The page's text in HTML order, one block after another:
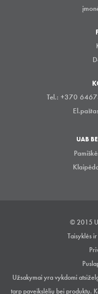
Tel.: +370
UAB
© 2015
Taisyklės
Užsakymai yra vykdomi
tarp paveikslėlių bei produktų.